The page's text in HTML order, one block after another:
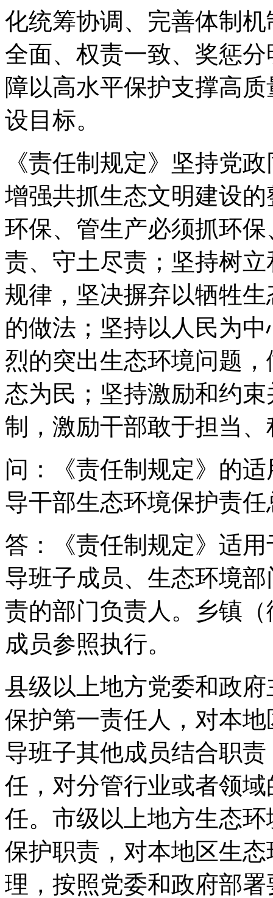
化统筹协调、完善体制
全面、权责一致、奖惩
障以高水平保护支撑高
设目标。
《责任制规定》坚持党
增强共抓生态文明建设
环保、管生产必须抓环
责、守土尽责；坚持树
规律，坚决摒弃以牺牲
的做法；坚持以人民为
烈的突出生态环境问题
态为民；坚持激励和约
制，激励干部敢于担当
问：《责任制规定》的
导干部生态环境保护责
答：《责任制规定》适
导班子成员、生态环境
责的部门负责人。乡镇
成员参照执行。
县级以上地方党委和政
保护第一责任人，对本
导班子其他成员结合职
任，对分管行业或者领
任。市级以上地方生态
保护职责，对本地区生
理，按照党委和政府部